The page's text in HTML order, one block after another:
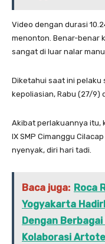
Video dengan durasi
menonton. Benar-benar
sangat di luar nalar
Diketahui saat ini pelaku
kepoliasian, Rabu (27/9)
Akibat perlakuannya itu,
IX SMP Cimanggu
nyenyak, diri hari tadi.
Baca juga: Roca
Yogyakarta
Dengan
Kolaborasi